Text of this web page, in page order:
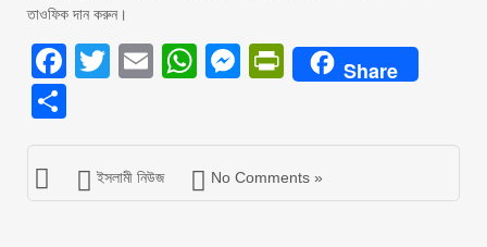
তাওফিক দান করুন।
Facebook
Twitter
EmailWhatsApp
Messenger
PrintFriendly
Share
ইসলামী নিউজ No Comments »